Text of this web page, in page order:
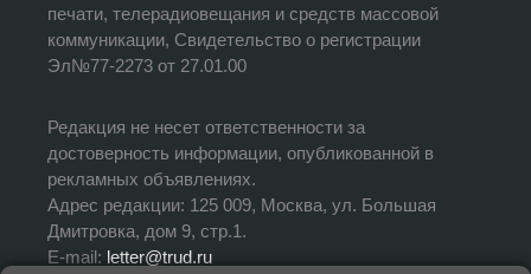
печати, телерадиовещания и средств массовой
коммуникации, Свидетельство о регистрации
Эл№77-2273 от 27.01.00
Редакция не несет ответственности за
достоверность информации, опубликованной в
рекламных объявлениях.
Адрес редакции: 125 009, Москва, ул. Большая
Дмитровка, дом 9, стр.1.
E-mail: letter@trud.ru